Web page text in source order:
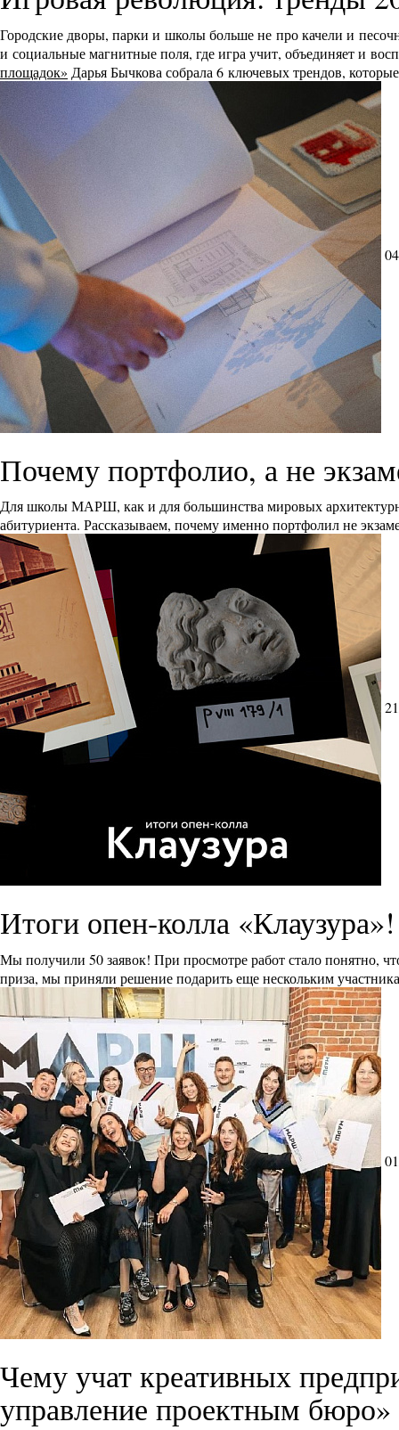
Городские дворы, парки и школы больше не про качели и
и социальные магнитные поля, где игра учит, объединяет и
площадок» Дарья Бычкова собрала 6 ключевых трендов,
Почему портфолио, а не
Для школы МАРШ, как и для большинства мировых
абитуриента. Рассказываем, почему именно портфолил не
Итоги опен-колла «Клаузура»!
Мы получили 50 заявок! При просмотре работ стало понятно,
приза, мы приняли решение подарить еще нескольким
Чему учат креативных
управление проектным бюро»